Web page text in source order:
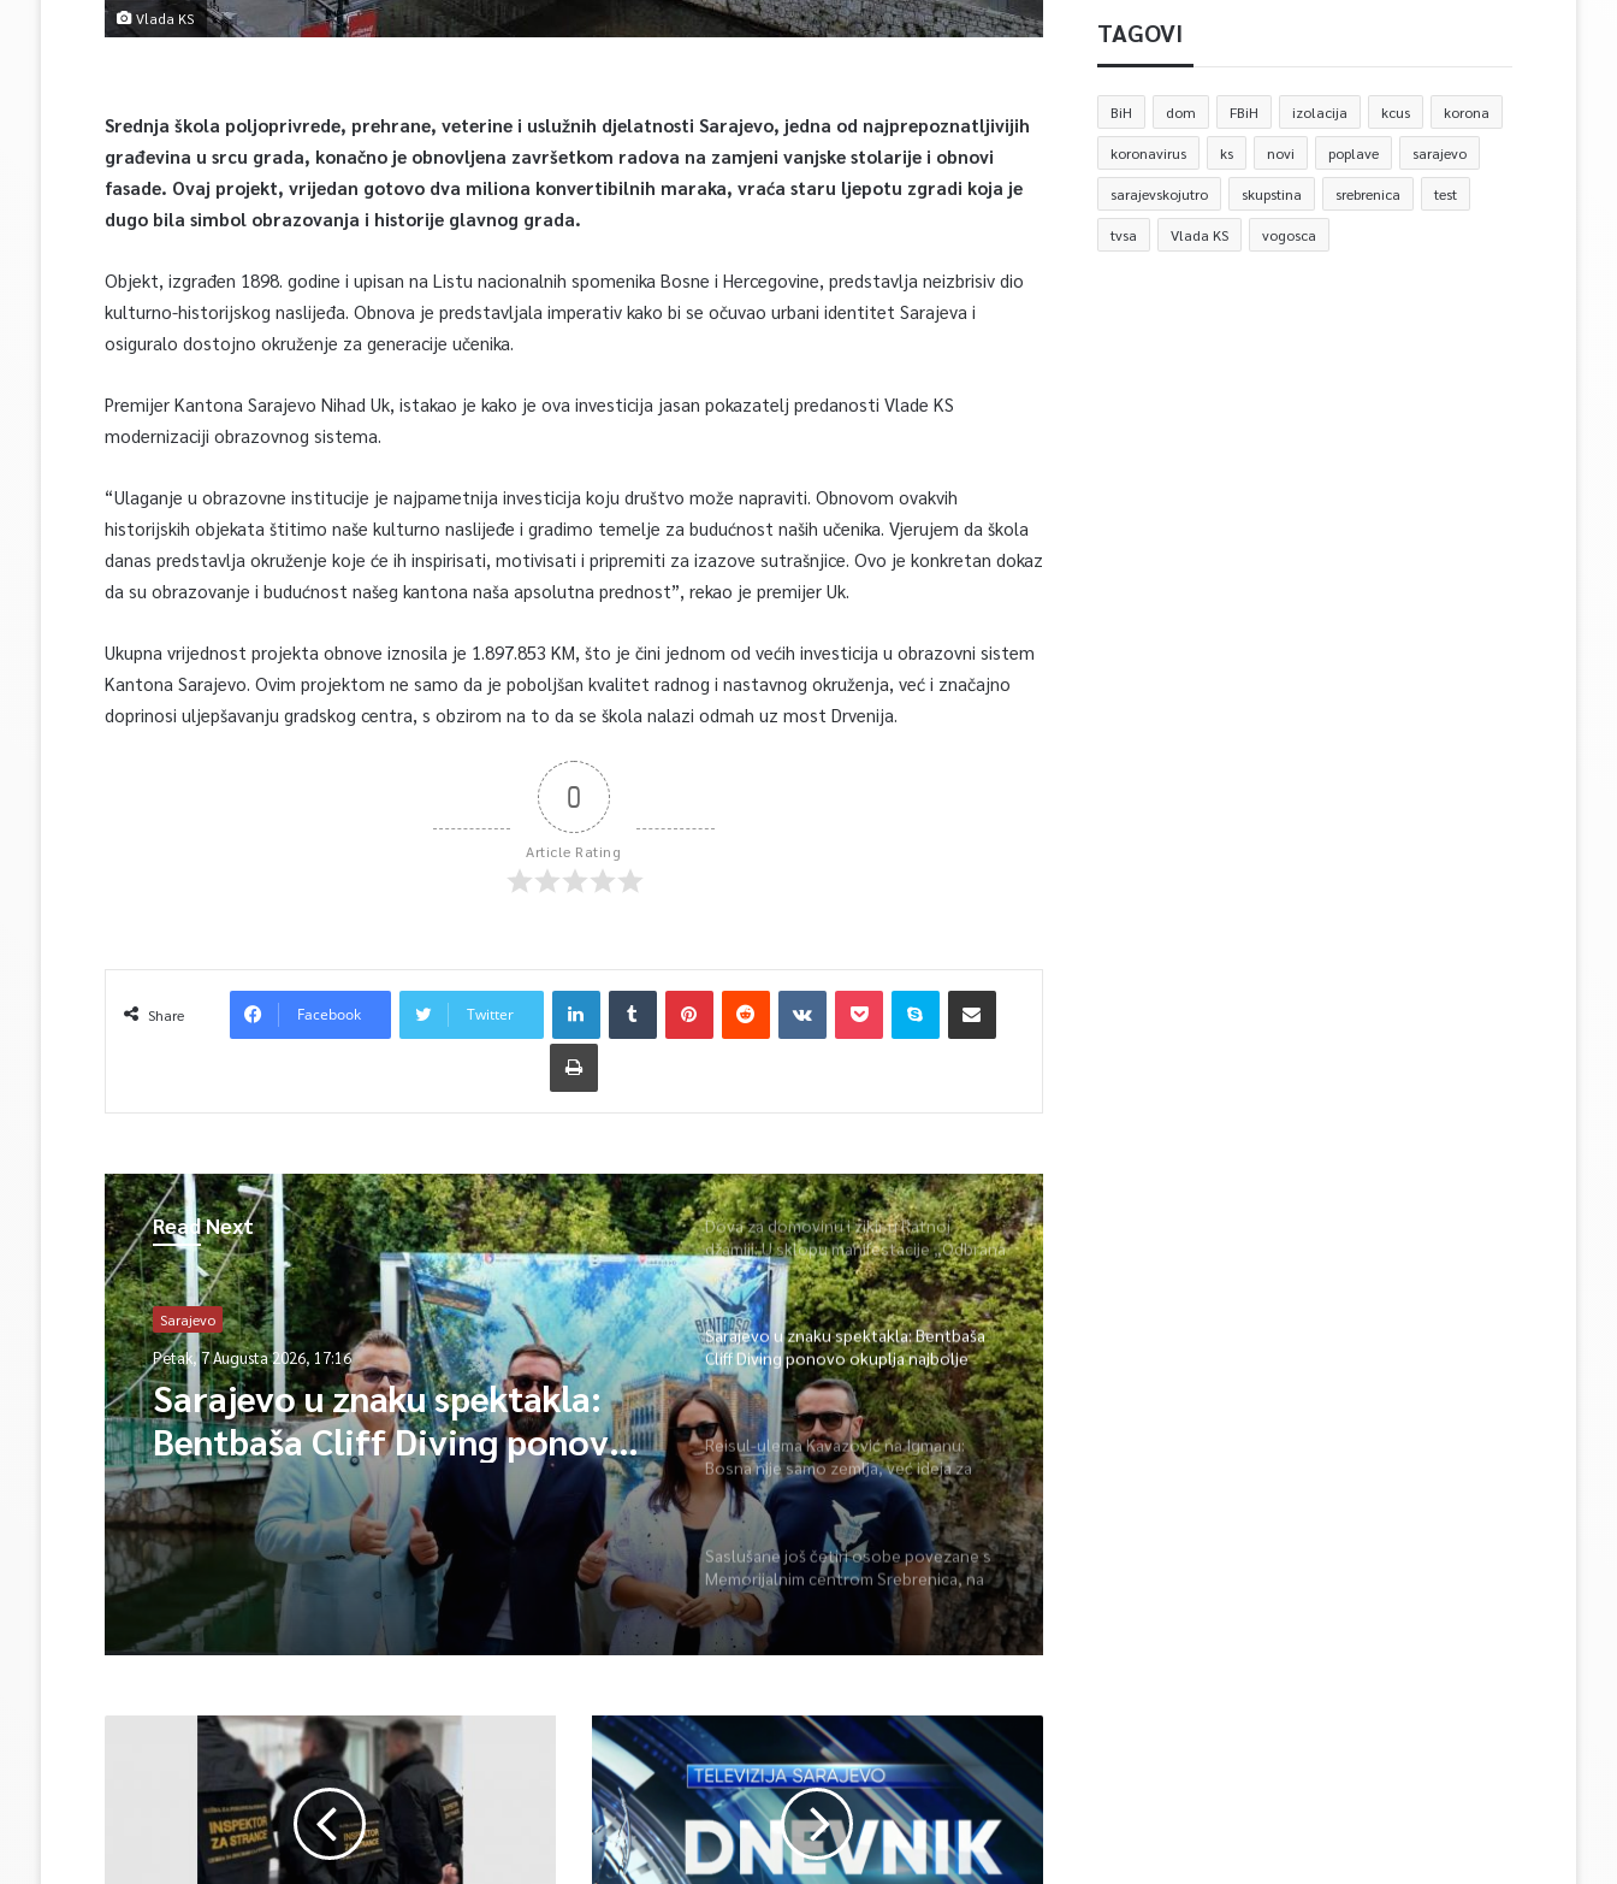
Vlada KS
Srednja škola poljoprivrede, prehrane, veterine i uslužnih djelatnosti Sarajevo, jedna od najprepoznatljivijih
građevina u srcu grada, konačno je obnovljena završetkom radova na zamjeni vanjske stolarije i obnovi
fasade. Ovaj projekt, vrijedan gotovo dva miliona konvertibilnih maraka, vraća staru ljepotu zgradi koja je
dugo bila simbol obrazovanja i historije glavnog grada.
Objekt, izgrađen 1898. godine i upisan na Listu nacionalnih spomenika Bosne i Hercegovine, predstavlja neizbrisiv dio
kulturno-historijskog naslijeđa. Obnova je predstavljala imperativ kako bi se očuvao urbani identitet Sarajeva i
osiguralo dostojno okruženje za generacije učenika.
Premijer Kantona Sarajevo Nihad Uk, istakao je kako je ova investicija jasan pokazatelj predanosti Vlade KS
modernizaciji obrazovnog sistema.
“Ulaganje u obrazovne institucije je najpametnija investicija koju društvo može napraviti. Obnovom ovakvih
historijskih objekata štitimo naše kulturno naslijeđe i gradimo temelje za budućnost naših učenika. Vjerujem da škola
danas predstavlja okruženje koje će ih inspirisati, motivisati i pripremiti za izazove sutrašnjice. Ovo je konkretan dokaz
da su obrazovanje i budućnost našeg kantona naša apsolutna prednost”, rekao je premijer Uk.
Ukupna vrijednost projekta obnove iznosila je 1.897.853 KM, što je čini jednom od većih investicija u obrazovni sistem
Kantona Sarajevo. Ovim projektom ne samo da je poboljšan kvalitet radnog i nastavnog okruženja, već i značajno
doprinosi uljepšavanju gradskog centra, s obzirom na to da se škola nalazi odmah uz most Drvenija.
0
Article Rating
Share Facebook Twitter
Read Next
Sarajevo
Petak, 7 Augusta 2026, 17:16
Sarajevo u znaku spektakla:
Bentbaša Cliff Diving ponovo
okuplja najbolje skakače i
vrhunsku zabavu
Dova za domovinu i zikir u Ratnoj
džamiji: U sklopu manifestacije „Odbrana
BiH – Igman 2026“ odana počast
herojima
Sarajevo u znaku spektakla: Bentbaša
Cliff Diving ponovo okuplja najbolje
skakače i vrhunsku zabavu
Reisul-ulema Kavazović na Igmanu:
Bosna nije samo zemlja, već ideja za
koju se živi
Saslušane još četiri osobe povezane s
Memorijalnim centrom Srebrenica, na
spisku ukupno 26
TAGOVI
BiH dom FBiH izolacija kcus korona
koronavirus ks novi poplave sarajevo
sarajevskojutro skupstina srebrenica test
tvsa Vlada KS vogosca